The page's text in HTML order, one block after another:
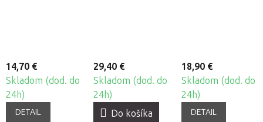
14,70 €
Skladom (dod. do
24h)
DETAIL
29,40 €
Skladom (dod. do
24h)
Do košíka
18,90 €
Skladom (dod. do
24h)
DETAIL